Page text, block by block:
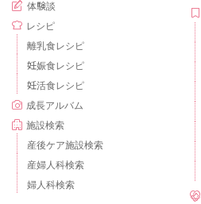
体験談
レシピ
離乳食レシピ
妊娠食レシピ
妊活食レシピ
成長アルバム
施設検索
産後ケア施設検索
産婦人科検索
婦人科検索